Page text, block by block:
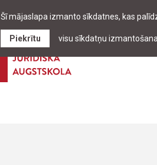
Šī mājaslapa izmanto sīkdatnes, kas
Piekrītu visu sīkdatņu